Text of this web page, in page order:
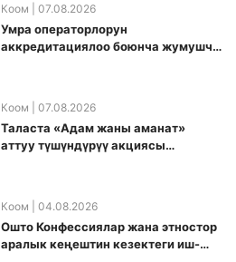
Коом | 07.08.2026
Умра операторлорун
аккредитациялоо боюнча жумушчу
Коом | 07.08.2026
Таласта «Адам жаны аманат»
аттуу түшүндүрүү акциясы
Коом | 04.08.2026
Ошто Конфессиялар жана этностор
аралык кеңештин кезектеги иш-